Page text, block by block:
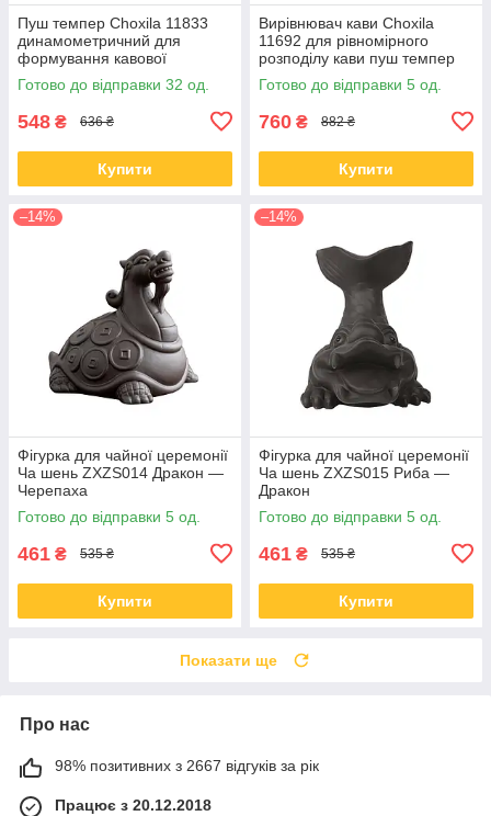
Пуш темпер Choxila 11833
динамометричний для
формування кавової
таблетки неіржавка сталь 58
мм
Готово до відправки 32 од.
548 ₴ 636 ₴
Купити
Вирівнювач кави Choxila
11692 для рівномірного
розподілу кави пуш темпер
58 мм
Готово до відправки 5 од.
760 ₴ 882 ₴
Купити
–14%
Фігурка для чайної церемонії
Ча шень ZXZS014 Дракон —
Черепаха
Готово до відправки 5 од.
461 ₴ 535 ₴
Купити
–14%
Фігурка для чайної церемонії
Ча шень ZXZS015 Риба —
Дракон
Готово до відправки 5 од.
461 ₴ 535 ₴
Купити
Показати ще
Про нас
98% позитивних з 2667 відгуків за рік
Працює з 20.12.2018